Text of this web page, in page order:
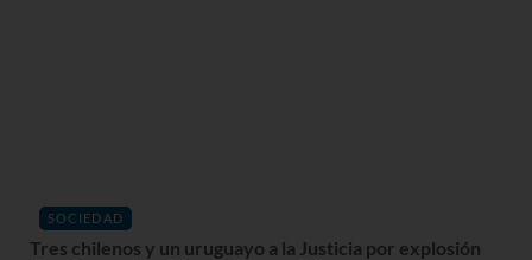
SOCIEDAD
Tres chilenos y un uruguayo a la Justicia por explosión